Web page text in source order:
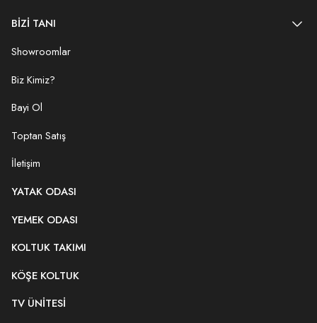
BİZİ TANI
Showroomlar
Biz Kimiz?
Bayi Ol
Toptan Satış
İletişim
YATAK ODASI
YEMEK ODASI
KOLTUK TAKIMI
KÖŞE KOLTUK
TV ÜNITESI